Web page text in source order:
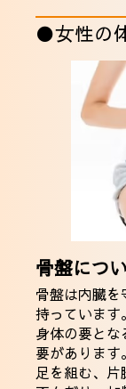
●女性の
骨盤につ
骨盤は内臓を
持っています。
身体の要と
要があります。
足を組む、